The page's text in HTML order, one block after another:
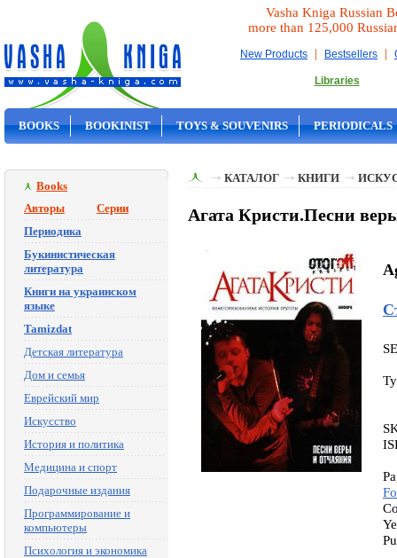
Vasha Kniga Russian
more than 125,000
New Products | Bestsellers |
Libraries
BOOKS BOOKINIST TOYS & SOUVENIRS PERIODICALS
Books
Авторы
Серии
Периодика
Букинистическая
литература
Книги на украинском
языке
Tamizdat
Детская литература
Дом и семья
Еврейский мир
Искусство
История и политика
Медицина и спорт
Подарочные издания
Программирование и
компьютеры
Психология и экономика
КАТАЛОГ КНИГИ
Агата Кристи.Песни